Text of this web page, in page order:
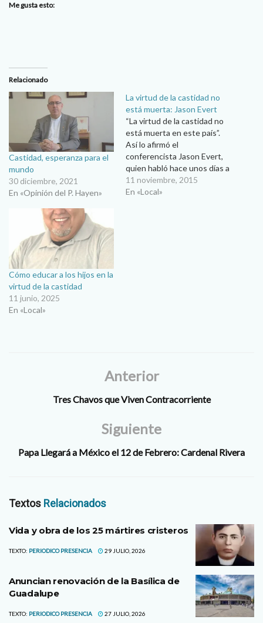
Me gusta esto:
Relacionado
Castidad, esperanza para el
mundo
30 diciembre, 2021
En «Opinión del P. Hayen»
La virtud de la castidad no
está muerta: Jason Evert
“La virtud de la castidad no
está muerta en este país”.
Así lo afirmó el
conferencista Jason Evert,
quien habló hace unos días a
jóvenes estudiantes de El
Paso, Texas y algunos de
11 noviembre, 2015
En «Local»
Cómo educar a los hijos en la
virtud de la castidad
11 junio, 2025
En «Local»
Anterior
Tres Chavos que Viven Contracorriente
Siguiente
Papa Llegará a México el 12 de Febrero: Cardenal Rivera
Textos Relacionados
Vida y obra de los 25 mártires cristeros
TEXTO: PERIODICO PRESENCIA 29 JULIO, 2026
Anuncian renovación de la Basílica de
Guadalupe
TEXTO: PERIODICO PRESENCIA 27 JULIO, 2026